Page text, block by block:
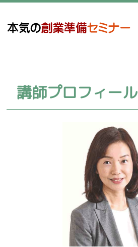
講師プロフィール